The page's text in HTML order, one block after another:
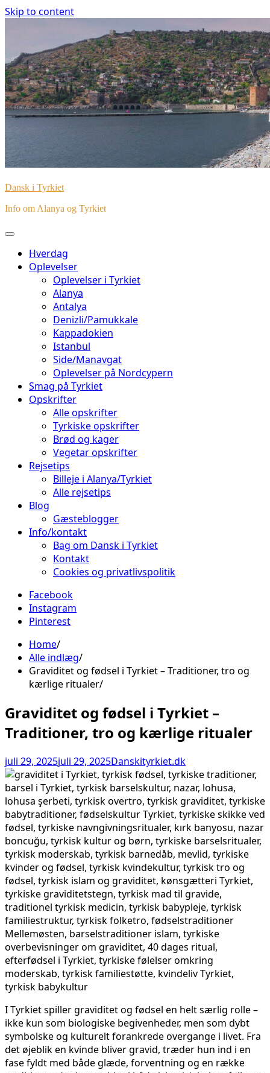
Skip to content
Dansk i Tyrkiet
Info om Alanya og Tyrkiet
Hverdag
Oplevelser
Oplevelser i Tyrkiet
Alanya
Antalya
Denizli/Pamukkale
Kappadokien
Istanbul
Side/Manavgat
Oplevelser på Nordcypern
Smag på Tyrkiet
Opskrifter
Alle opskrifter
Tyrkiske opskrifter
Brød og kager
Vegetar opskrifter
Rejsetips
Billeje i Alanya/Tyrkiet
Alle rejsetips
Blog
Gæsteblogger
Info/kontakt
Bag om Dansk i Tyrkiet
Kontakt
Cookies og privatlivspolitik
Facebook
Instagram
Pinterest
Home
Alle indlæg
Graviditet og fødsel i Tyrkiet – Traditioner, tro og
kærlige ritualer
Graviditet og fødsel i Tyrkiet –
Traditioner, tro og kærlige ritualer
juli 29, 2025juli 29, 2025Danskityrkiet.dk
I Tyrkiet spiller graviditet og fødsel en helt særlig rolle –
ikke kun som biologiske begivenheder, men som dybt
symbolske og kulturelt forankrede overgange i livet. Fra
det øjeblik en kvinde bliver gravid, træder hun ind i en
fase fyldt med både glæde, forventning og en række